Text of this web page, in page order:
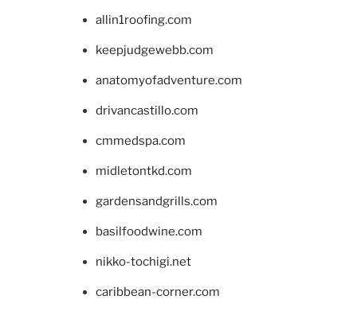
allin1roofing.com
keepjudgewebb.com
anatomyofadventure.com
drivancastillo.com
cmmedspa.com
midletontkd.com
gardensandgrills.com
basilfoodwine.com
nikko-tochigi.net
caribbean-corner.com